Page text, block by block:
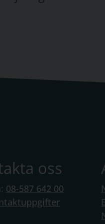
där vi erbjuder
för
läromedel. I Kampus
med interaktiva
Svenska
som heldigitala
oss
08-587 642 00